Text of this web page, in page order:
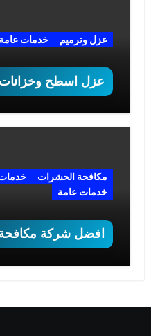
عزل وترميم خدمات عامة
عزل اسطح وخزانات 0533735033
مكافحة الحشرات
خدمات عامة
افضل شركة